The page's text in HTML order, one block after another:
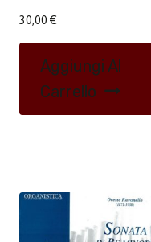
30,00 €
Aggiungi Al
Carrello